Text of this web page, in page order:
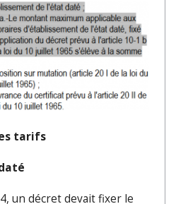
tarifs
un décret devait fixer le